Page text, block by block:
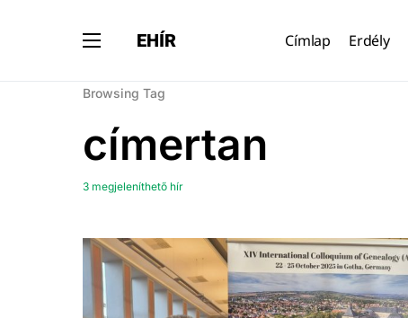
EHÍR Címlap Erdély
Browsing Tag
címertan
3 megjeleníthető hír